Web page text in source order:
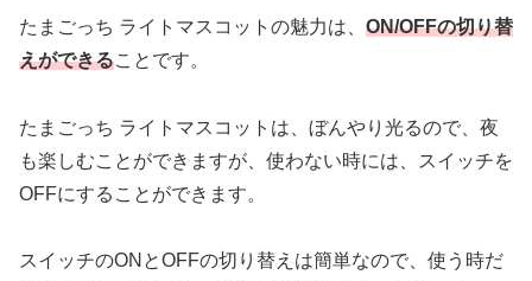
たまごっち ライトマスコットの魅力は、 ON/OFFの切り替
えができることです。
たまごっち ライトマスコットは、ぼんやり光るので、夜
も楽しむことができますが、使わない時には、スイッチを
OFFにすることができます。
スイッチのONとOFFの切り替えは簡単なので、使う時だ